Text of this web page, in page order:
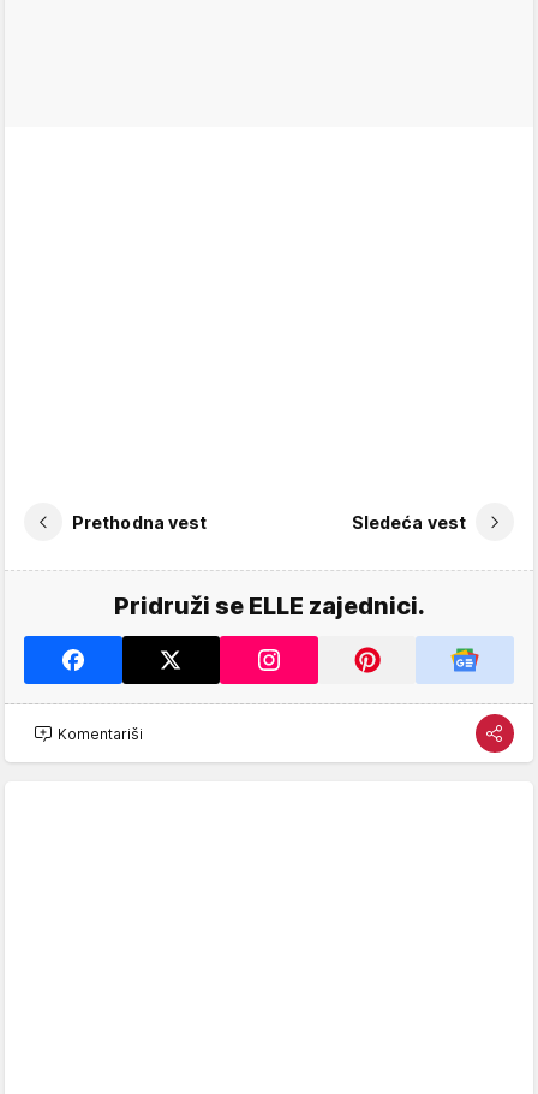
Prethodna vest Sledeća vest
Pridruži se ELLE zajednici.
Komentariši